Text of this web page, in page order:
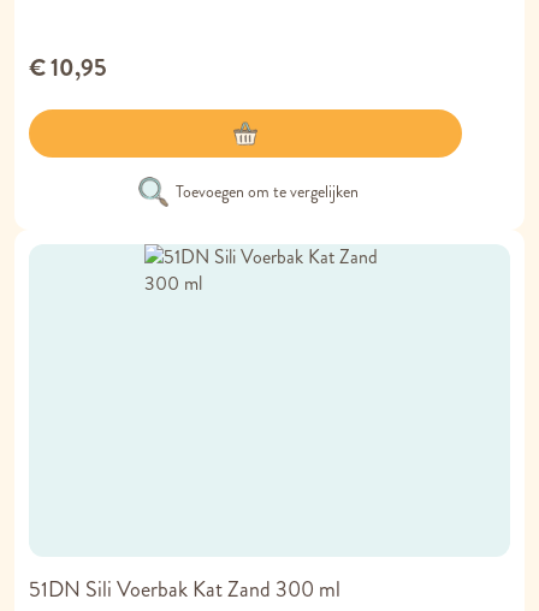
€ 10,95
Toevoegen om te vergelijken
51DN Sili Voerbak Kat Zand 300 ml